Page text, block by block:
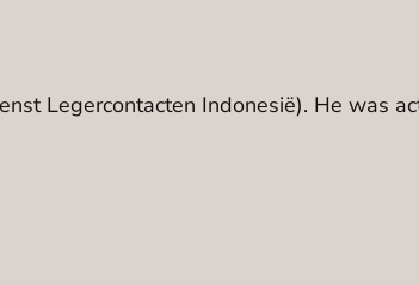
Legercontacten Indonesië). He was